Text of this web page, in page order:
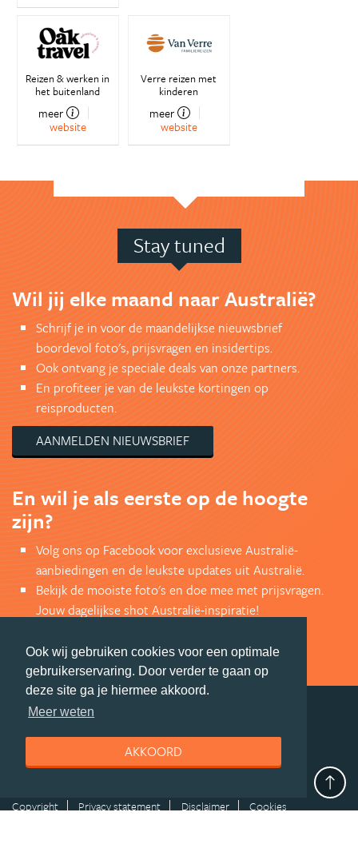
Ook wij gebruiken cookies voor een optimale
gebruikerservaring. Door verder te gaan op
deze site ga je hiermee akkoord.
Meer weten
AKKOORD
Reizen & werken in
het buitenland
meer
website
Verre reizen met
kinderen
meer
website
Stay tuned
Wil jij elke maand naar Australië?
Schrijf je in voor de maandelijkse nieuwsbrief
boordevol foto's, prijsvragen en insidertips.
Ook ontvang je speciale deals van onze partners.
En profiteer je van de leukste kortingen op
reisproducten.
AANMELDEN NIEUWSBRIEF
En wil je als eerste op de hoogte
zijn?
Volg ons op Facebook voor exclusieve Australië-
aanbiedingen en de leukste updates uit Australië.
Bekijk de mooiste foto's en doe mee met prijsvragen.
Jouw dagelijkse shot Australië-inspiratie!
VOLG ONS VIA FACEBOOK
© Getaway Travel| all rights reserved
Copyright
Privacy statement Disclaimer
Cookies